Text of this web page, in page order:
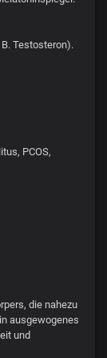
Testosteron).
PCOS,
die nahezu
ausgewogenes
und